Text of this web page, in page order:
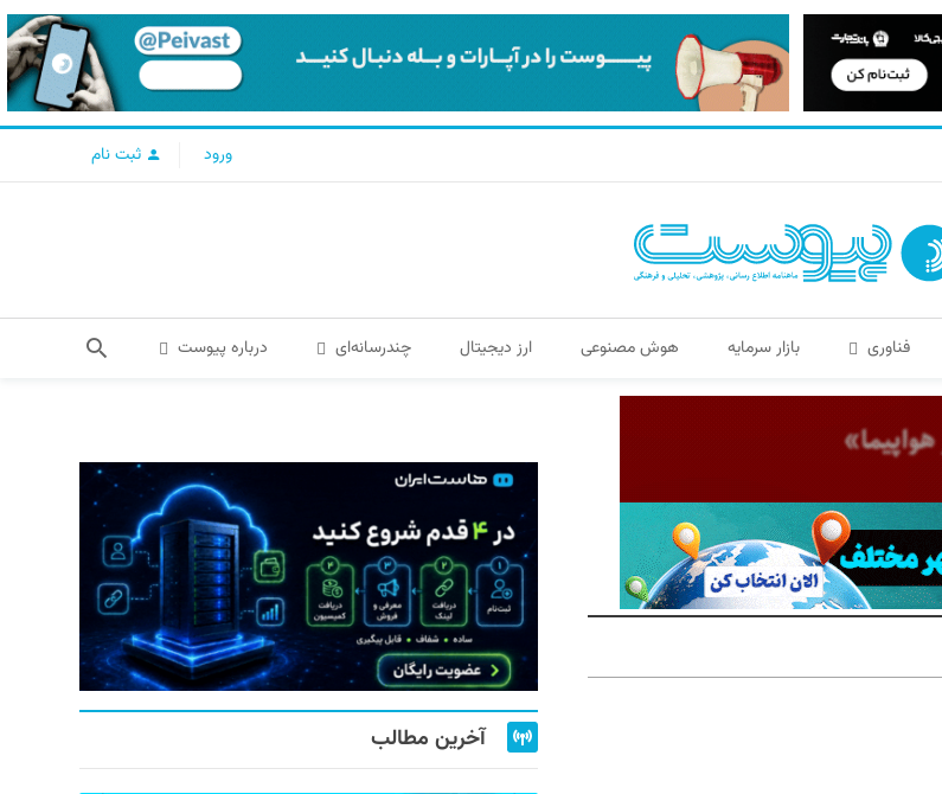
ورود ثبت نام
فناوری بازار سرمایه هوش مصنوعی ارز دیجیتال چندرسانه‌ای درباره پیوست
آخرین مطالب